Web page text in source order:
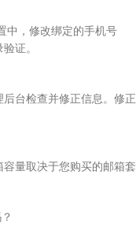
中，修改绑定的手机号
证。
台检查并修正信息。修正
量取决于您购买的邮箱套